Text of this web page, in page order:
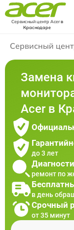
Сервисный центр Acerв
Краснодаре
Сервисный
Замена
Acer в
до 3 лет
ремонт по
в день
Срочный
от 35 минут